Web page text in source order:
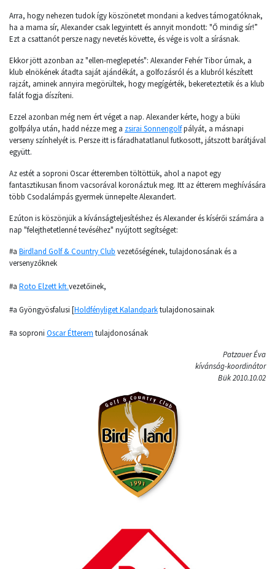
Arra, hogy nehezen tudok így köszönetet mondani a kedves támogatóknak,
ha a mama sír, Alexander csak legyintett és annyit mondott: "Ő mindig sír!”
Ezt a csattanót persze nagy nevetés követte, és vége is volt a sírásnak.
Ekkor jött azonban az "ellen-meglepetés": Alexander Fehér Tibor úrnak, a
klub elnökének átadta saját ajándékát, a golfozásról és a klubról készített
rajzát, aminek annyira megörültek, hogy megígérték, bekereteztetik és a klub
falát fogja díszíteni.
Ezzel azonban még nem ért véget a nap. Alexander kérte, hogy a büki
golfpálya után, hadd nézze meg a zsirai Sonnengolfpályát, a másnapi
verseny színhelyét is. Persze itt is fáradhatatlanul futkosott, játszott barátjával
együtt.
Az estét a soproni Oscar étteremben töltöttük, ahol a napot egy
fantasztikusan finom vacsorával koronáztuk meg. Itt az étterem meghívására
több Csodalámpás gyermek ünnepelte Alexandert.
Ezúton is köszönjük a kívánságteljesítéshez és Alexander és kísérői számára a
nap "felejthetetlenné tevéséhez" nyújtott segítséget:
#a Birdland Golf & Country Club vezetőségének, tulajdonosának és a
versenyzőknek
#a Roto Elzett kft.vezetőinek,
#a Gyöngyösfalusi [Holdfényliget Kalandparktulajdonosainak
#a soproni Oscar Étterem tulajdonosának
Patzauer Éva
kívánság-koordinátor
Bük 2010.10.02